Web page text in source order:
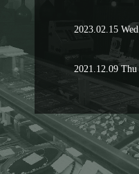
2023.02.15 Wed
2021.12.09 Thu